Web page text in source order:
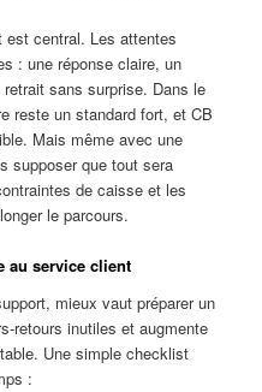
est central. Les attentes
: une réponse claire, un
sans surprise. Dans le
reste un standard fort, et CB
Mais même avec une
supposer que tout sera
de caisse et les
le parcours.
au service client
mieux vaut préparer un
retours inutiles et augmente
Une simple checklist
: